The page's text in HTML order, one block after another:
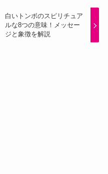
白いトンボのスピリチュア
ルな8つの意味！メッセー
ジと象徴を解説